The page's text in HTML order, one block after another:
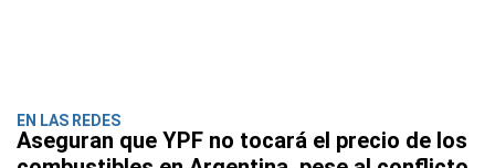
EN LAS REDES
Aseguran que YPF no tocará el precio de los